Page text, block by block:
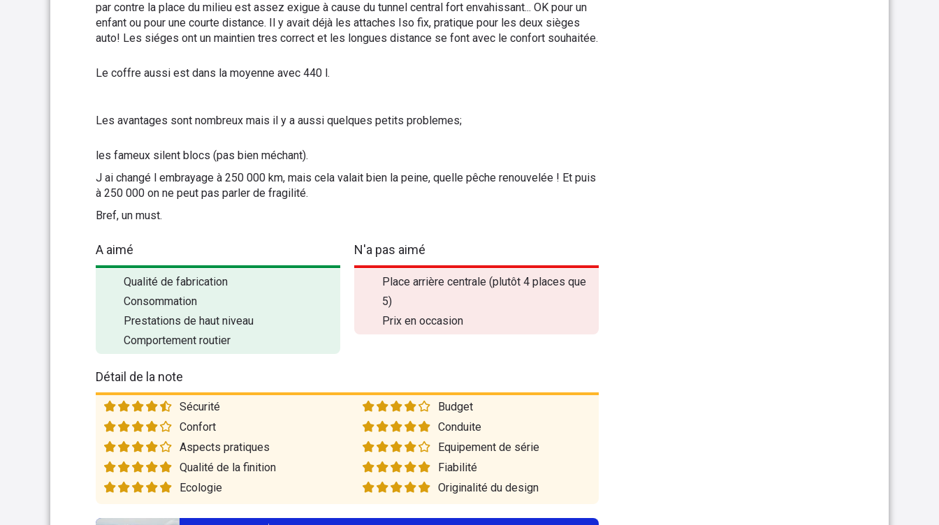
par contre la place du milieu est assez exigue à cause du tunnel central fort envahissant... OK pour un
enfant ou pour une courte distance. Il y avait déjà les attaches Iso fix, pratique pour les deux sièges
auto! Les siéges ont un maintien tres correct et les longues distance se font avec le confort souhaitée.
Le coffre aussi est dans la moyenne avec 440 l.
Les avantages sont nombreux mais il y a aussi quelques petits problemes;
les fameux silent blocs (pas bien méchant).
J ai changé l embrayage à 250 000 km, mais cela valait bien la peine, quelle pêche renouvelée ! Et puis
à 250 000 on ne peut pas parler de fragilité.
Bref, un must.
A aimé
Qualité de fabrication
Consommation
Prestations de haut niveau
Comportement routier
N'a pas aimé
Place arrière centrale (plutôt 4 places que
5)
Prix en occasion
Détail de la note
Sécurité
Budget
Confort
Conduite
Aspects pratiques
Equipement de série
Qualité de la finition
Fiabilité
Ecologie
Originalité du design